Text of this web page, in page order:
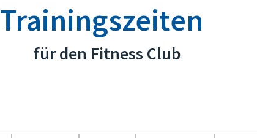
Trainingszeiten
für den Fitness Club